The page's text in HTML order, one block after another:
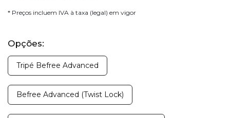
* Preços incluem IVA à taxa (legal) em vigor
Opções:
Tripé Befree Advanced
Befree Advanced (Twist Lock)